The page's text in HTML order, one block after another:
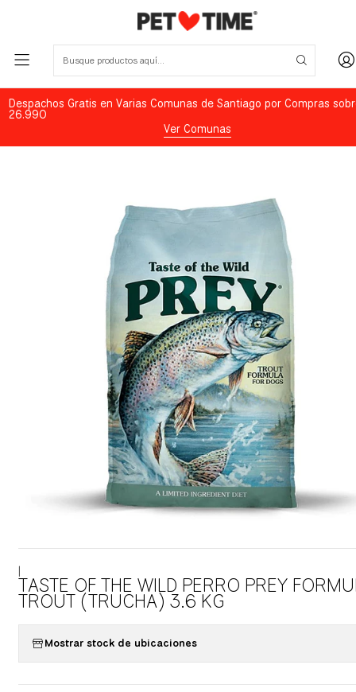
Despachos Gratis en Varias Comunas de Santiago por Compras
26.990
Ver Comunas
TASTE OF THE WILD PERRO PREY
TROUT (TRUCHA) 3.6 KG
Mostrar stock de ubicaciones